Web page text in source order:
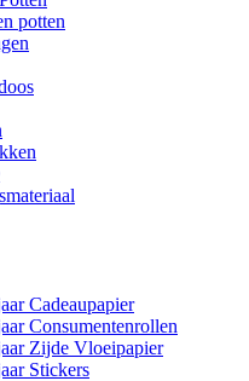
potten
Cadeaupapier
Consumentenrollen
Zijde Vloeipapier
Stickers